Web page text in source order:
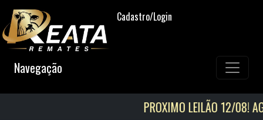
Cadastro/Login
Navegação
PROXIMO LEILÃO 12/08! AGENDA